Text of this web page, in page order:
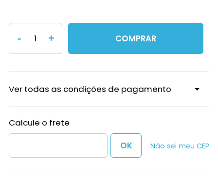
- + COMPRAR
Ver todas as condições de pagamento
Não sei meu CEP